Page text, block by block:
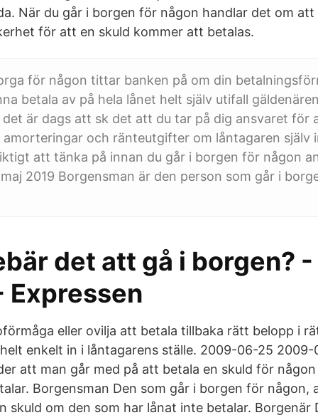
När du går i borgen för någon handlar det om att
för att en skuld kommer att betalas.
för någon tittar banken på om din
betala av på hela lånet helt själv utifall
det är dags att sk det att du tar på dig ansvaret för
och ränteutgifter om låntagaren själv
att tänka på innan du går i borgen för någon
2019 Borgensman är den person som går i
det att gå i borgen? -
Expressen
eller ovilja att betala tillbaka rätt belopp i
enkelt in i låntagarens ställe. 2009-06-25
att man går med på att betala en skuld för
Borgensman Den som går i borgen för någon,
skuld om den som har lånat inte betalar. Borgenär